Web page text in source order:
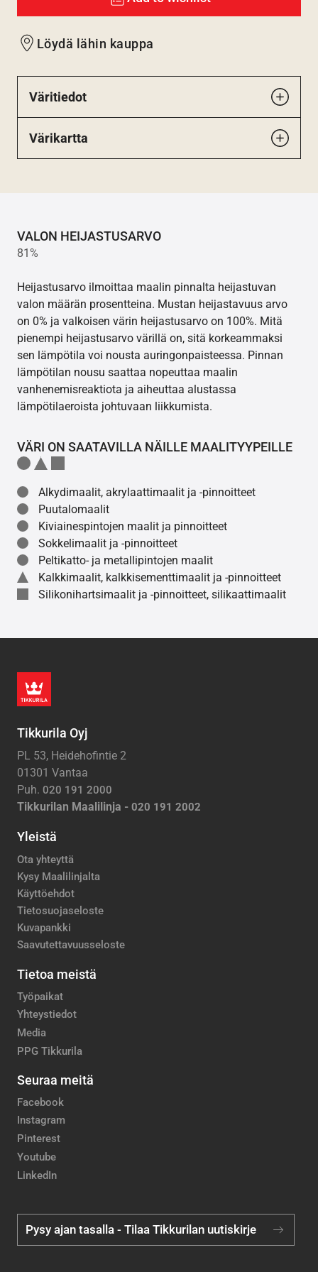
Löydä lähin kauppa
Väritiedot
Värikartta
VALON HEIJASTUSARVO
81%
Heijastusarvo ilmoittaa maalin pinnalta heijastuvan
valon määrän prosentteina. Mustan heijastavuus arvo
on 0% ja valkoisen värin heijastusarvo on 100%. Mitä
pienempi heijastusarvo värillä on, sitä korkeammaksi
sen lämpötila voi nousta auringonpaisteessa. Pinnan
lämpötilan nousu saattaa nopeuttaa maalin
vanhenemisreaktiota ja aiheuttaa alustassa
lämpötilaeroista johtuvaan liikkumista.
VÄRI ON SAATAVILLA NÄILLE MAALITYYPEILLE
Alkydimaalit, akrylaattimaalit ja -pinnoitteet
Puutalomaalit
Kiviainespintojen maalit ja pinnoitteet
Sokkelimaalit ja -pinnoitteet
Peltikatto- ja metallipintojen maalit
Kalkkimaalit, kalkkisementtimaalit ja -pinnoitteet
Silikonihartsimaalit ja -pinnoitteet, silikaattimaalit
Tikkurila Oyj
PL 53, Heidehofintie 2
01301 Vantaa
Puh. 020 191 2000
Tikkurilan Maalilinja - 020 191 2002
Yleistä
Ota yhteyttä
Kysy Maalilinjalta
Käyttöehdot
Tietosuojaseloste
Kuvapankki
Saavutettavuusseloste
Tietoa meistä
Työpaikat
Yhteystiedot
Media
PPG Tikkurila
Seuraa meitä
Facebook
Instagram
Pinterest
Youtube
LinkedIn
Pysy ajan tasalla - Tilaa Tikkurilan uutiskirje